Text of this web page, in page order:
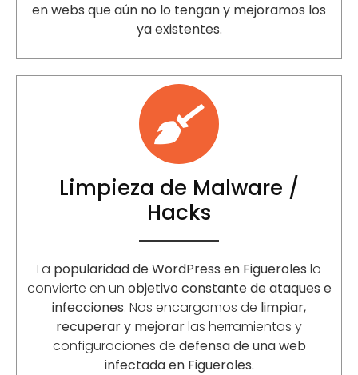
en webs que aún no lo tengan y mejoramos los
ya existentes.
Limpieza de Malware /
Hacks
La popularidad de WordPress en Figueroles lo
convierte en un objetivo constante de ataques e
infecciones. Nos encargamos de limpiar,
recuperar y mejorarlas herramientas y
configuraciones de defensa de una web
infectada en Figueroles.